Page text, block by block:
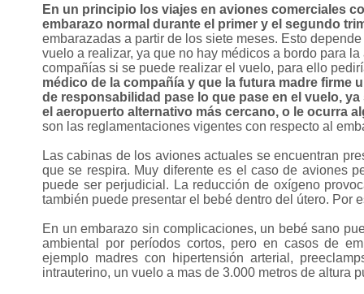
En un principio los viajes en aviones comerciales
embarazo normal durante el primer y el segundo
embarazadas a partir de los siete meses. Esto
vuelo a realizar, ya que no hay médicos a bordo para
compañías si se puede realizar el vuelo, para ello
médico de la compañía y que la futura madre firme
de responsabilidad pase lo que pase en el vuelo,
el aeropuerto alternativo más cercano, o le ocurra
son las reglamentaciones vigentes con respecto al
Las cabinas de los aviones actuales se encuentran
que se respira. Muy diferente es el caso de aviones
puede ser perjudicial. La reducción de oxígeno
también puede presentar el bebé dentro del útero. Por
En un embarazo sin complicaciones, un bebé sano
ambiental por períodos cortos, pero en casos de
ejemplo madres con hipertensión arterial,
intrauterino, un vuelo a mas de 3.000 metros de altura